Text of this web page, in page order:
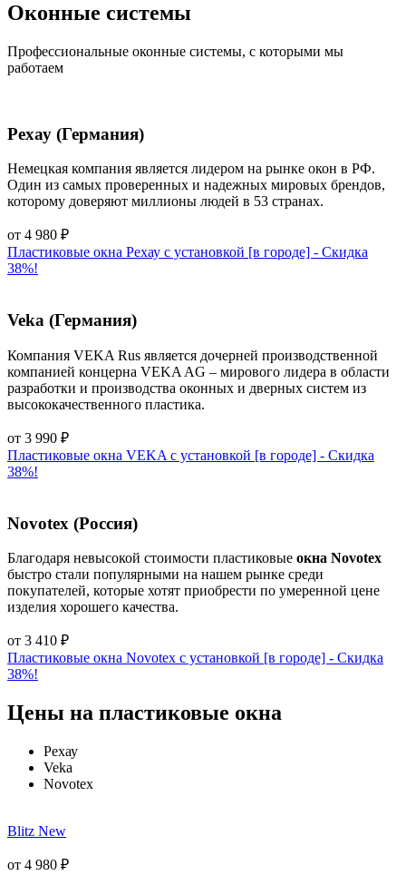
Оконные системы
Профессиональные оконные системы, с которыми мы
работаем
Рехау (Германия)
Немецкая компания является лидером на рынке окон в РФ.
Один из самых проверенных и надежных мировых брендов,
которому доверяют миллионы людей в 53 странах.
от 4 980 ₽
Пластиковые окна Рехау с установкой [в городе] - Cкидка
38%!
Veka (Германия)
Компания VEKA Rus является дочерней производственной
компанией концерна VEKA AG – мирового лидера в области
разработки и производства оконных и дверных систем из
высококачественного пластика.
от 3 990 ₽
Пластиковые окна VEKA с установкой [в городе] - Cкидка
38%!
Novotex (Россия)
Благодаря невысокой стоимости пластиковые окна Novotex
быстро стали популярными на нашем рынке среди
покупателей, которые хотят приобрести по умеренной цене
изделия хорошего качества.
от 3 410 ₽
Пластиковые окна Novotex с установкой [в городе] - Cкидка
38%!
Цены на пластиковые окна
Рехау
Veka
Novotex
Blitz New
от 4 980 ₽